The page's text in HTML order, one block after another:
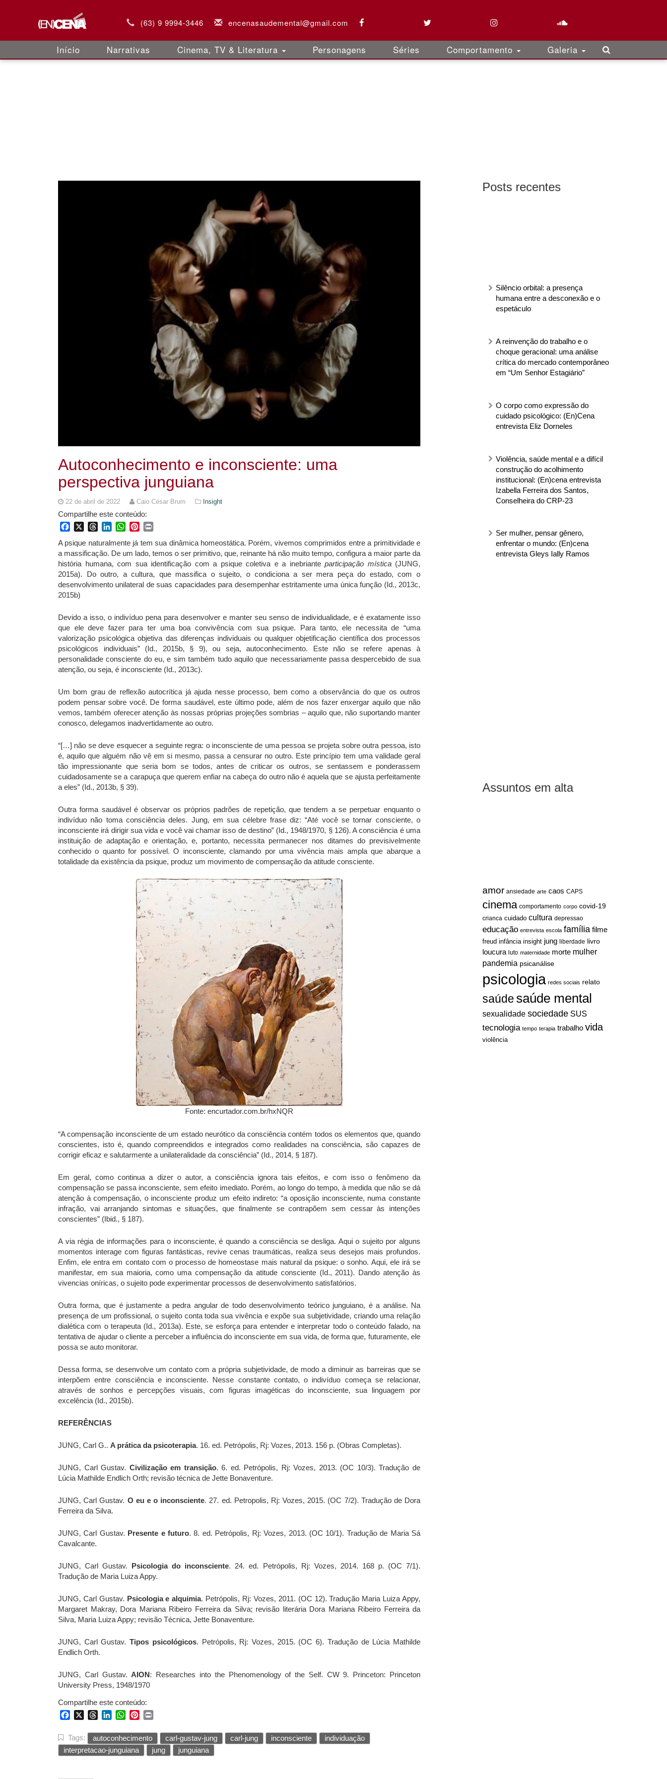
(63) 9 9994-3446 encenasaudemental@gmail.com
Início Narrativas Cinema, TV & Literatura Personagens Séries Comportamento Galeria
Posts recentes
Silêncio orbital: a presença
humana entre a desconexão e o
espetáculo
A reinvenção do trabalho e o
choque geracional: uma análise
crítica do mercado contemporâneo
em “Um Senhor Estagiário”
O corpo como expressão do
cuidado psicológico: (En)Cena
entrevista Eliz Dorneles
Violência, saúde mental e a difícil
construção do acolhimento
institucional: (En)cena entrevista
Izabella Ferreira dos Santos,
Conselheira do CRP-23
Ser mulher, pensar gênero,
enfrentar o mundo: (En)cena
entrevista Gleys Ially Ramos
Assuntos em alta
amor ansiedade arte caos CAPS
cinema comportamento corpo covid-19
crianca cuidado cultura depressao
educação entrevista escola família filme
freud infância insight jung liberdade livro
loucura luto maternidade morte mulher
pandemia psicanálise
psicologia redes sociais relato
saúdesaúde mental
sexualidade sociedade SUS
tecnologia tempo terapia trabalho vida
violência
Autoconhecimento e inconsciente: uma
perspectiva junguiana
22 de abril de 2022 Caio César Brum Insight
Compartilhe este conteúdo:
FacebookThreadsLinkedInWhatsApp
Pinterest
A psique naturalmente já tem sua dinâmica homeostática. Porém, vivemos comprimidos entre a primitividade e
a massificação. De um lado, temos o ser primitivo, que, reinante há não muito tempo, configura a maior parte da
história humana, com sua identificação com a psique coletiva e a inebriante participação mística(JUNG,
2015a). Do outro, a cultura, que massifica o sujeito, o condiciona a ser mera peça do estado, com o
desenvolvimento unilateral de suas capacidades para desempenhar estritamente uma única função (Id., 2013c,
2015b)
Devido a isso, o indivíduo pena para desenvolver e manter seu senso de individualidade, e é exatamente isso
que ele deve fazer para ter uma boa convivência com sua psique. Para tanto, ele necessita de “uma
valorização psicológica objetiva das diferenças individuais ou qualquer objetificação científica dos processos
psicológicos individuais” (Id., 2015b, § 9), ou seja, autoconhecimento. Este não se refere apenas à
personalidade consciente do eu, e sim também tudo aquilo que necessariamente passa despercebido de sua
atenção, ou seja, é inconsciente (Id., 2013c).
Um bom grau de reflexão autocrítica já ajuda nesse processo, bem como a observância do que os outros
podem pensar sobre você. De forma saudável, este último pode, além de nos fazer enxergar aquilo que não
vemos, também oferecer atenção às nossas próprias projeções sombrias – aquilo que, não suportando manter
conosco, delegamos inadvertidamente ao outro.
“[…] não se deve esquecer a seguinte regra: o inconsciente de uma pessoa se projeta sobre outra pessoa, isto
é, aquilo que alguém não vê em si mesmo, passa a censurar no outro. Este princípio tem uma validade geral
tão impressionante que seria bom se todos, antes de criticar os outros, se sentassem e ponderassem
cuidadosamente se a carapuça que querem enfiar na cabeça do outro não é aquela que se ajusta perfeitamente
a eles” (Id., 2013b, § 39).
Outra forma saudável é observar os próprios padrões de repetição, que tendem a se perpetuar enquanto o
indivíduo não toma consciência deles. Jung, em sua célebre frase diz: “Até você se tornar consciente, o
inconsciente irá dirigir sua vida e você vai chamar isso de destino” (Id., 1948/1970, § 126). A consciência é uma
instituição de adaptação e orientação, e, portanto, necessita permanecer nos ditames do previsivelmente
conhecido o quanto for possível. O inconsciente, clamando por uma vivência mais ampla que abarque a
totalidade da existência da psique, produz um movimento de compensação da atitude consciente.
Fonte: encurtador.com.br/hxNQR
“A compensação inconsciente de um estado neurótico da consciência contém todos os elementos que, quando
conscientes, isto é, quando compreendidos e integrados como realidades na consciência, são capazes de
corrigir eficaz e salutarmente a unilateralidade da consciência” (Id., 2014, § 187).
Em geral, como continua a dizer o autor, a consciência ignora tais efeitos, e com isso o fenômeno da
compensação se passa inconsciente, sem efeito imediato. Porém, ao longo do tempo, à medida que não se dá
atenção à compensação, o inconsciente produz um efeito indireto: “a oposição inconsciente, numa constante
infração, vai arranjando sintomas e situações, que finalmente se contrapõem sem cessar às intenções
conscientes” (Ibid., § 187).
A via régia de informações para o inconsciente, é quando a consciência se desliga. Aqui o sujeito por alguns
momentos interage com figuras fantásticas, revive cenas traumáticas, realiza seus desejos mais profundos.
Enfim, ele entra em contato com o processo de homeostase mais natural da psique: o sonho. Aqui, ele irá se
manifestar, em sua maioria, como uma compensação da atitude consciente (Id., 2011). Dando atenção às
vivencias oníricas, o sujeito pode experimentar processos de desenvolvimento satisfatórios.
Outra forma, que é justamente a pedra angular de todo desenvolvimento teórico junguiano, é a análise. Na
presença de um profissional, o sujeito conta toda sua vivência e expõe sua subjetividade, criando uma relação
dialética com o terapeuta (Id., 2013a). Este, se esforça para entender e interpretar todo o conteúdo falado, na
tentativa de ajudar o cliente a perceber a influência do inconsciente em sua vida, de forma que, futuramente, ele
possa se auto monitorar.
Dessa forma, se desenvolve um contato com a própria subjetividade, de modo a diminuir as barreiras que se
interpõem entre consciência e inconsciente. Nesse constante contato, o indivíduo começa se relacionar,
através de sonhos e percepções visuais, com figuras imagéticas do inconsciente, sua linguagem por
excelência (Id., 2015b).
REFERÊNCIAS
JUNG, Carl G.. A prática da psicoterapia. 16. ed. Petrópolis, Rj: Vozes, 2013. 156 p. (Obras Completas).
JUNG, Carl Gustav. Civilização em transição. 6. ed. Petrópolis, Rj: Vozes, 2013. (OC 10/3). Tradução de
Lúcia Mathilde Endlich Orth; revisão técnica de Jette Bonaventure.
JUNG, Carl Gustav. O eu e o inconsciente. 27. ed. Petropolis, Rj: Vozes, 2015. (OC 7/2). Tradução de Dora
Ferreira da Silva.
JUNG, Carl Gustav. Presente e futuro. 8. ed. Petrópolis, Rj: Vozes, 2013. (OC 10/1). Tradução de Maria Sá
Cavalcante.
JUNG, Carl Gustav. Psicologia do inconsciente. 24. ed. Petrópolis, Rj: Vozes, 2014. 168 p. (OC 7/1).
Tradução de Maria Luiza Appy.
JUNG, Carl Gustav. Psicologia e alquimia. Petrópolis, Rj: Vozes, 2011. (OC 12). Tradução Maria Luiza Appy,
Margaret Makray, Dora Mariana Ribeiro Ferreira da Silva; revisão literária Dora Mariana Ribeiro Ferreira da
Silva, Maria Luiza Appy; revisão Técnica, Jette Bonaventure.
JUNG, Carl Gustav.Tipos psicológicos. Petrópolis, Rj: Vozes, 2015. (OC 6). Tradução de Lúcia Mathilde
Endlich Orth.
JUNG, Carl Gustav.AION: Researches into the Phenomenology of the Self. CW 9. Princeton: Princeton
University Press, 1948/1970
Compartilhe este conteúdo:
FacebookThreadsLinkedInWhatsApp
Pinterest
Tags: autoconhecimento carl-gustav-jung carl-jung inconsciente
individuação
interpretacao-junguiana
jung junguiana